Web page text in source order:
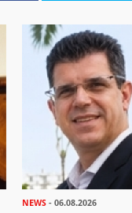
NEWS - 06.08.2026